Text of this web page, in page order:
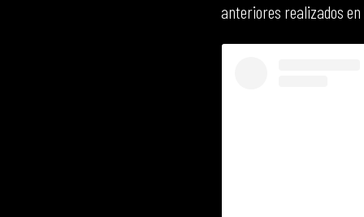
anteriores realizados en